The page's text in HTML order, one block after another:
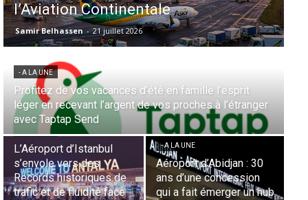
Miami en tête
Samir Belhassen - 6 août 2026
- A LA UNE
Aérien & Stratégie : Comment Royal Air Maroc fait
la diaspora européenne le moteur de son hub de
Casablanca
- A LA UNE
Sécurité des frontières
aériennes en Afrique :
L’appel urgent à
- A LA UNE
Nominations : Sadri
Essid à la tête de la
France en Tunisie et
Lionel Rault aux
commandes de la
: 30
un hub